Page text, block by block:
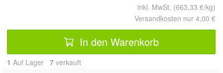
inkl. MwSt. (663,33 €/kg)
Versandkosten nur 4,00 €
In den Warenkorb
1 Auf Lager 7 verkauft